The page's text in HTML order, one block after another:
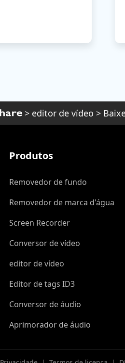
> editor de vídeo >
Produtos
Removedor de fundo
Removedor de marca d'água
Screen Recorder
Conversor de vídeo
editor de vídeo
Editor de tags ID3
Conversor de áudio
Aprimorador de áudio